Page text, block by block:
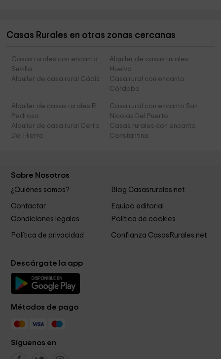
Casas Rurales en otras zonas cercanas
Casas rurales con encanto
Sevilla
Alquiler de casas rurales
Huelva
Alquiler de casa rural Cádiz
Casa rural con encanto
Córdoba
Alquiler de casas rurales El
Pedroso
Casa rural con encanto San
Nicolas Del Puerto
Alquiler de casa rural Cerro
Del Hierro
Casas rurales con encanto
Constantina
Sobre Nosotros
¿Quiénes somos? Blog Casasrurales.net
Contactar
Equipo editorial
Condiciones legales
Política de cookies
Política de privacidad Confianza CasasRurales.net
Descárgate la app
Métodos de pago
Síguenos en